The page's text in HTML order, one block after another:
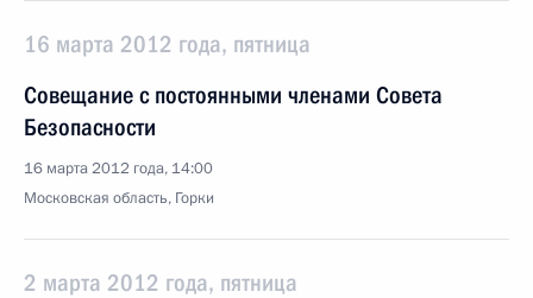
16 марта 2012 года, пятница
Совещание с постоянными членами Совета
Безопасности
16 марта 2012 года, 14:00
Московская область, Горки
2 марта 2012 года, пятница